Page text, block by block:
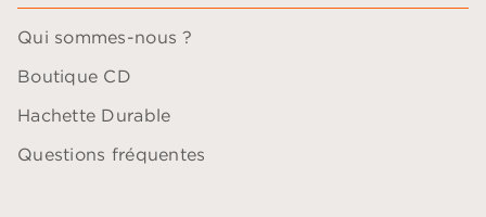
Qui sommes-nous ?
Boutique CD
Hachette Durable
Questions fréquentes